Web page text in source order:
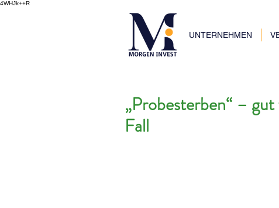
4WHJk++R
UNTERNEHMEN
„Probesterben“ –
Fall